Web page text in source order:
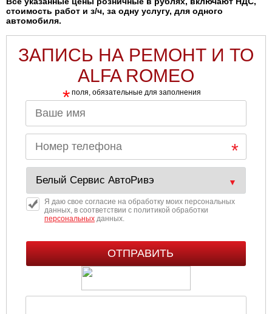
стоимость работ и з/ч, за одну услугу, для одного
автомобиля.
ЗАПИСЬ НА РЕМОНТ И ТО
ALFA ROMEO
* поля, обязательные для заполнения
Я даю свое согласие на обработку моих персональных
данных, в соответствии с политикой обработки
персональныхданных.